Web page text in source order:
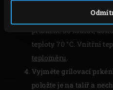
a zavřete víko EGG.
°C; tuto teplotu
přibližně 30 minut,
teploty 70 °C. Vnitřní
teploměru.
Vyjměte grilovací
položte je na talíř a